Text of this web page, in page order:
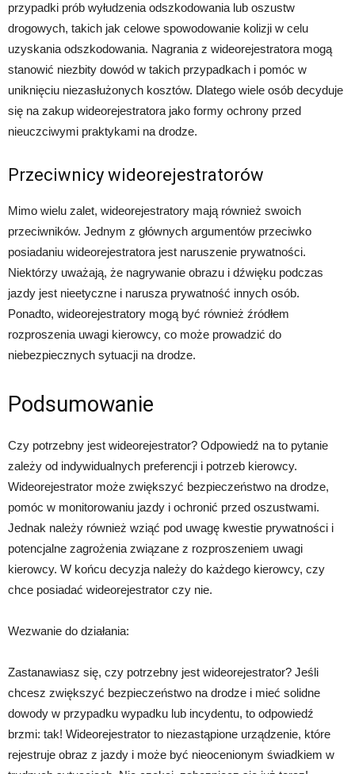
przypadki prób wyłudzenia odszkodowania lub oszustw
drogowych, takich jak celowe spowodowanie kolizji w celu
uzyskania odszkodowania. Nagrania z wideorejestratora mogą
stanowić niezbity dowód w takich przypadkach i pomóc w
uniknięciu niezasłużonych kosztów. Dlatego wiele osób decyduje
się na zakup wideorejestratora jako formy ochrony przed
nieuczciwymi praktykami na drodze.
Przeciwnicy wideorejestratorów
Mimo wielu zalet, wideorejestratory mają również swoich
przeciwników. Jednym z głównych argumentów przeciwko
posiadaniu wideorejestratora jest naruszenie prywatności.
Niektórzy uważają, że nagrywanie obrazu i dźwięku podczas
jazdy jest nieetyczne i narusza prywatność innych osób.
Ponadto, wideorejestratory mogą być również źródłem
rozproszenia uwagi kierowcy, co może prowadzić do
niebezpiecznych sytuacji na drodze.
Podsumowanie
Czy potrzebny jest wideorejestrator? Odpowiedź na to pytanie
zależy od indywidualnych preferencji i potrzeb kierowcy.
Wideorejestrator może zwiększyć bezpieczeństwo na drodze,
pomóc w monitorowaniu jazdy i ochronić przed oszustwami.
Jednak należy również wziąć pod uwagę kwestie prywatności i
potencjalne zagrożenia związane z rozproszeniem uwagi
kierowcy. W końcu decyzja należy do każdego kierowcy, czy
chce posiadać wideorejestrator czy nie.
Wezwanie do działania:
Zastanawiasz się, czy potrzebny jest wideorejestrator? Jeśli
chcesz zwiększyć bezpieczeństwo na drodze i mieć solidne
dowody w przypadku wypadku lub incydentu, to odpowiedź
brzmi: tak! Wideorejestrator to niezastąpione urządzenie, które
rejestruje obraz z jazdy i może być nieocenionym świadkiem w